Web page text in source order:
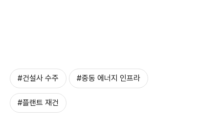
#건설사 수주 #중동 에너지 인프라
#플랜트 재건